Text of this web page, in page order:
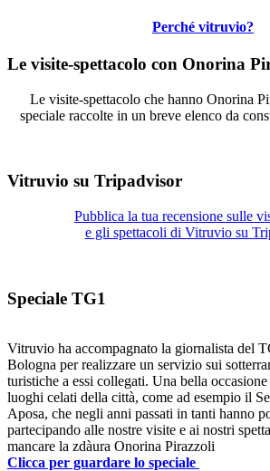
Perché vitruvio?
Le visite-spettacolo con Onorina
Le visite-spettacolo che hanno Onorina
speciale raccolte in un breve elenco da
Vitruvio su Tripadvisor
Pubblica la tua recensione sulle
e gli spettacoli di Vitruvio su
Speciale TG1
Vitruvio ha accompagnato la giornalista del
Bologna per realizzare un servizio sui
turistiche a essi collegati. Una bella
luoghi celati della città, come ad esempio il
Aposa, che negli anni passati in tanti hanno
partecipando alle nostre visite e ai nostri
mancare la zdàura Onorina Pirazzoli
Clicca per guardare lo speciale